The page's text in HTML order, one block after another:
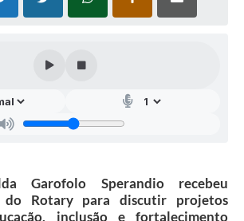
Garofolo Sperandio recebeu
do Rotary para discutir projetos
inclusão e fortalecimento